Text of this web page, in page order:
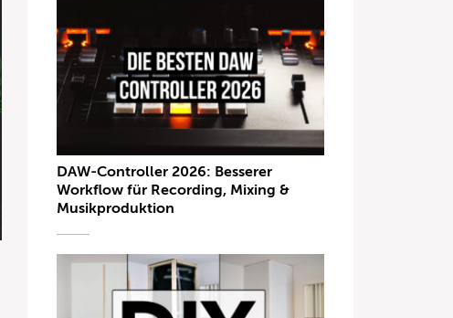
DAW-Controller 2026: Besserer
Workflow für Recording, Mixing &
Musikproduktion